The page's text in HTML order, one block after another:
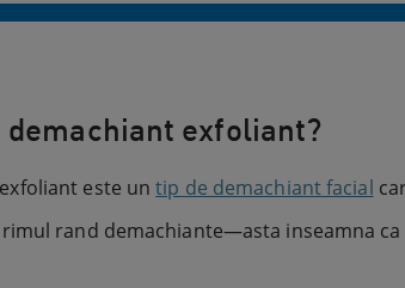
demachiant exfoliant?
este untip de demachiant facial
rand demachiante—asta inseamna